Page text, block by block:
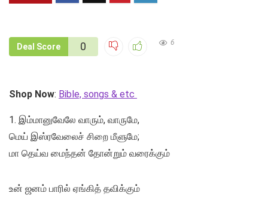
Deal Score 0 6
Shop Now: Bible, songs & etc
1. இம்மானுவேலே வாரும், வாருமே,
மெய் இஸ்ரவேலைச் சிறை மீளுமே;
மா தெய்வ மைந்தன் தோன்றும் வரைக்கும்
உன் ஜனம் பாரில் ஏங்கித் தவிக்கும்